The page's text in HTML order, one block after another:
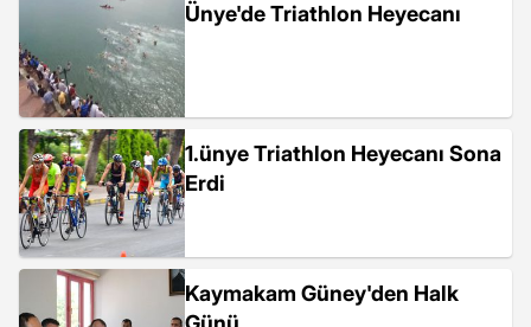
Ünye'de Triathlon Heyecanı
1.ünye Triathlon Heyecanı Sona
Erdi
Kaymakam Güney'den Halk